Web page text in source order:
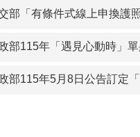
族姓名可單列原住民族文字
條件式線上申換護照」措施將自本（115）年7月1日（上午10時）起，再擴大適用對象，開放
115年「遇見心動時」單身聯誼活動開跑了，歡
115年5月8日公告訂定「交友媒合服務定型化契約應記載及不